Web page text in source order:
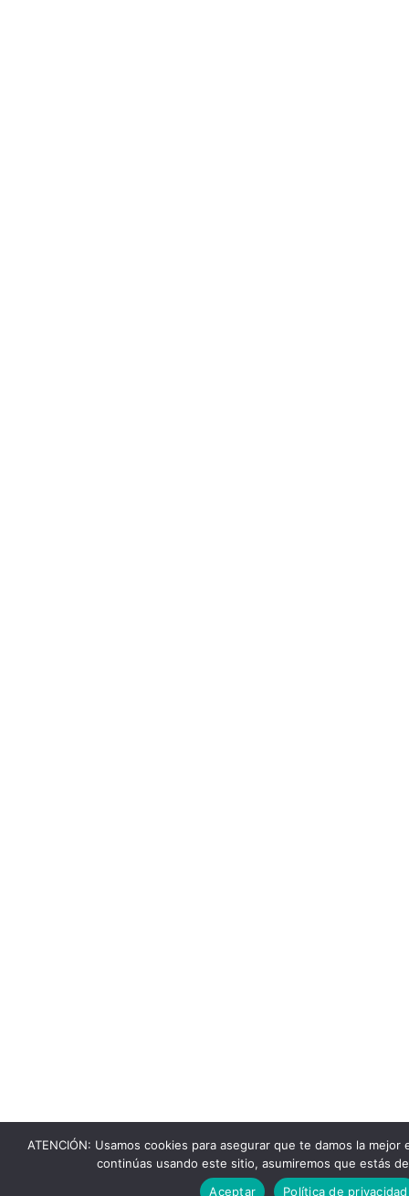
ATENCIÓN: Usamos cookies para asegurar que te damos la
continúas usando este sitio, asumiremos que estás
Aceptar
Política de privacidad